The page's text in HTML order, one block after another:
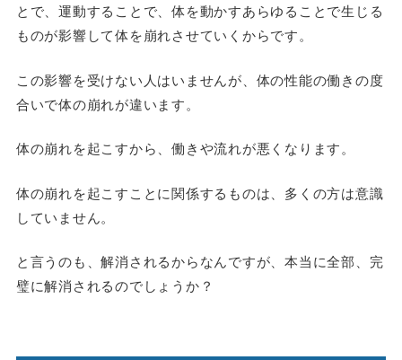
とで、運動することで、体を動かすあらゆることで生じる
ものが影響して体を崩れさせていくからです。
この影響を受けない人はいませんが、体の性能の働きの度
合いで体の崩れが違います。
体の崩れを起こすから、働きや流れが悪くなります。
体の崩れを起こすことに関係するものは、多くの方は意識
していません。
と言うのも、解消されるからなんですが、本当に全部、完
璧に解消されるのでしょうか？